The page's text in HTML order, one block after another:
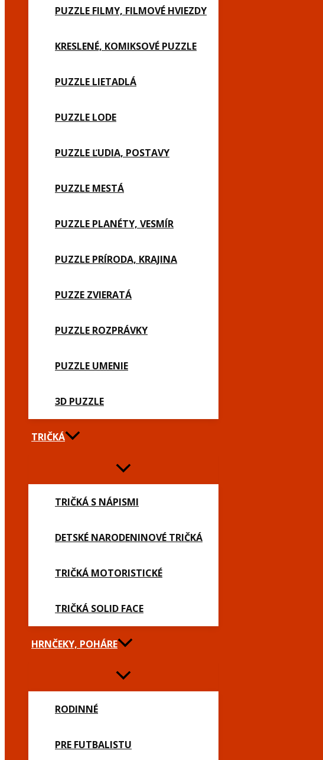
PUZZLE FILMY, FILMOVÉ HVIEZDY
KRESLENÉ, KOMIKSOVÉ PUZZLE
PUZZLE LIETADLÁ
PUZZLE LODE
PUZZLE ĽUDIA, POSTAVY
PUZZLE MESTÁ
PUZZLE PLANÉTY, VESMÍR
PUZZLE PRÍRODA, KRAJINA
PUZZE ZVIERATÁ
PUZZLE ROZPRÁVKY
PUZZLE UMENIE
3D PUZZLE
TRIČKÁ
TRIČKÁ S NÁPISMI
DETSKÉ NARODENINOVÉ TRIČKÁ
TRIČKÁ MOTORISTICKÉ
TRIČKÁ SOLID FACE
HRNČEKY, POHÁRE
RODINNÉ
PRE FUTBALISTU